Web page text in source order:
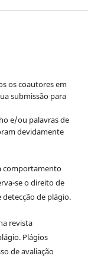
os coautores em
submissão para
e/ou palavras de
devidamente
comportamento
se o direito de
de plágio.
revista
Plágios
de avaliação